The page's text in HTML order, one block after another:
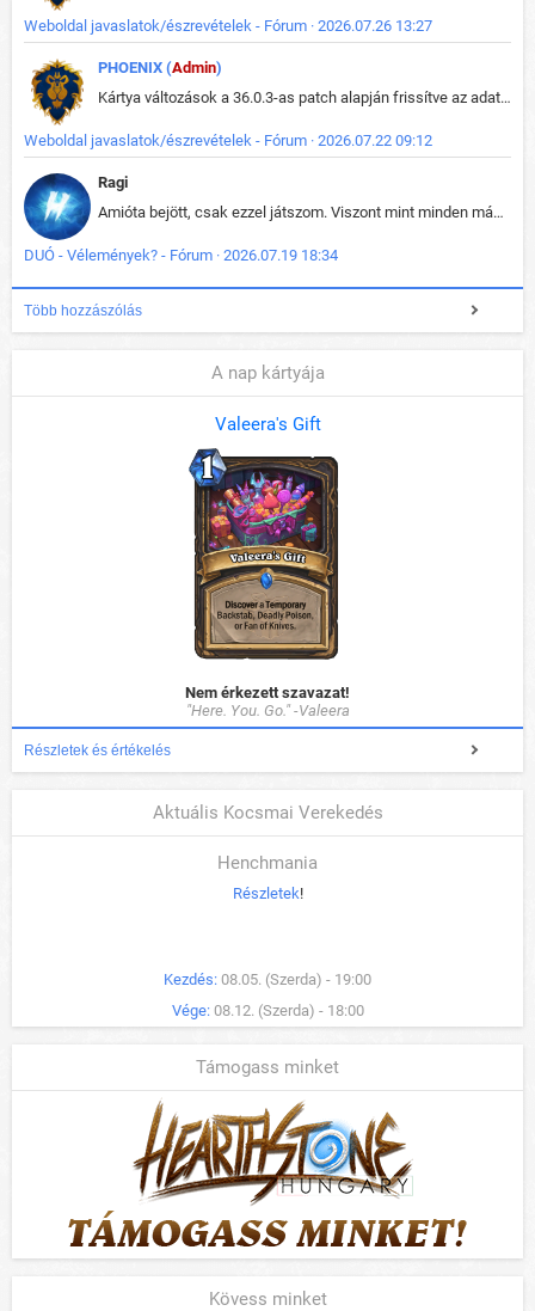
Weboldal javaslatok/észrevételek - Fórum · 2026.07.26 13:27
PHOENIX (Admin)
Kártya változások a 36.0.3-as patch alapján frissítve az adatbázisban (képek is cserélve).
Weboldal javaslatok/észrevételek - Fórum · 2026.07.22 09:12
Ragi
Amióta bejött, csak ezzel játszom. Viszont mint minden más - akár az alapjáték is, ez is baromira összetett lett. Néha már pár kör után is esélytelen az egész. Vagy irreállisan túltápol valaki, vagy lelép a partner, vagy csak hülye mint a segg. És amikor eljönne az én időm, na akkor jön el mindenki másé is. Engem jobban érdekelne, hogy ki milyen ratingen szokott játszani. Na ez lenne egy érdekes adat.
DUÓ - Vélemények? - Fórum · 2026.07.19 18:34
Több hozzászólás
A nap kártyája
Valeera's Gift
Nem érkezett szavazat!
"Here. You. Go." -Valeera
Részletek és értékelés
Aktuális Kocsmai Verekedés
Henchmania
Részletek!
Kezdés: 08.05. (Szerda) - 19:00
Vége: 08.12. (Szerda) - 18:00
Támogass minket
Kövess minket